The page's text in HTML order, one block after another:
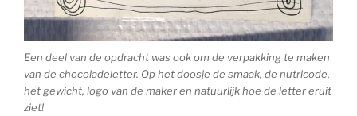
Een deel van de opdracht was ook om de verpakking te maken
van de chocoladeletter. Op het doosje de smaak, de nutricode,
het gewicht, logo van de maker en natuurlijk hoe de letter eruit
ziet!